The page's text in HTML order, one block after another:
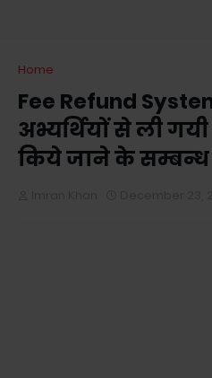
Home
Fee Refund
अभ्यर्थियों से ली
किये जाने के